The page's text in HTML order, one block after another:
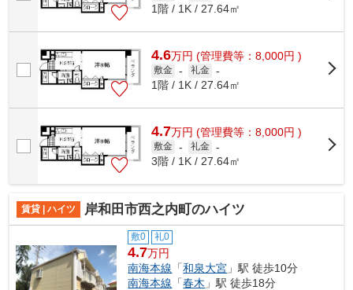
1階 / 1K / 27.64㎡
4.6万円 (管理費等：8,000円 )
敷金 - 礼金 -
1階 / 1K / 27.64㎡
4.7万円 (管理費等：8,000円 )
敷金 - 礼金 -
3階 / 1K / 27.64㎡
賃貸 | ハイツ 岸和田市西之内町のハイツ
敷0 礼0
4.7万円
南海本線 「和泉大宮 」駅 徒歩10分
南海本線 「春木 」駅 徒歩18分